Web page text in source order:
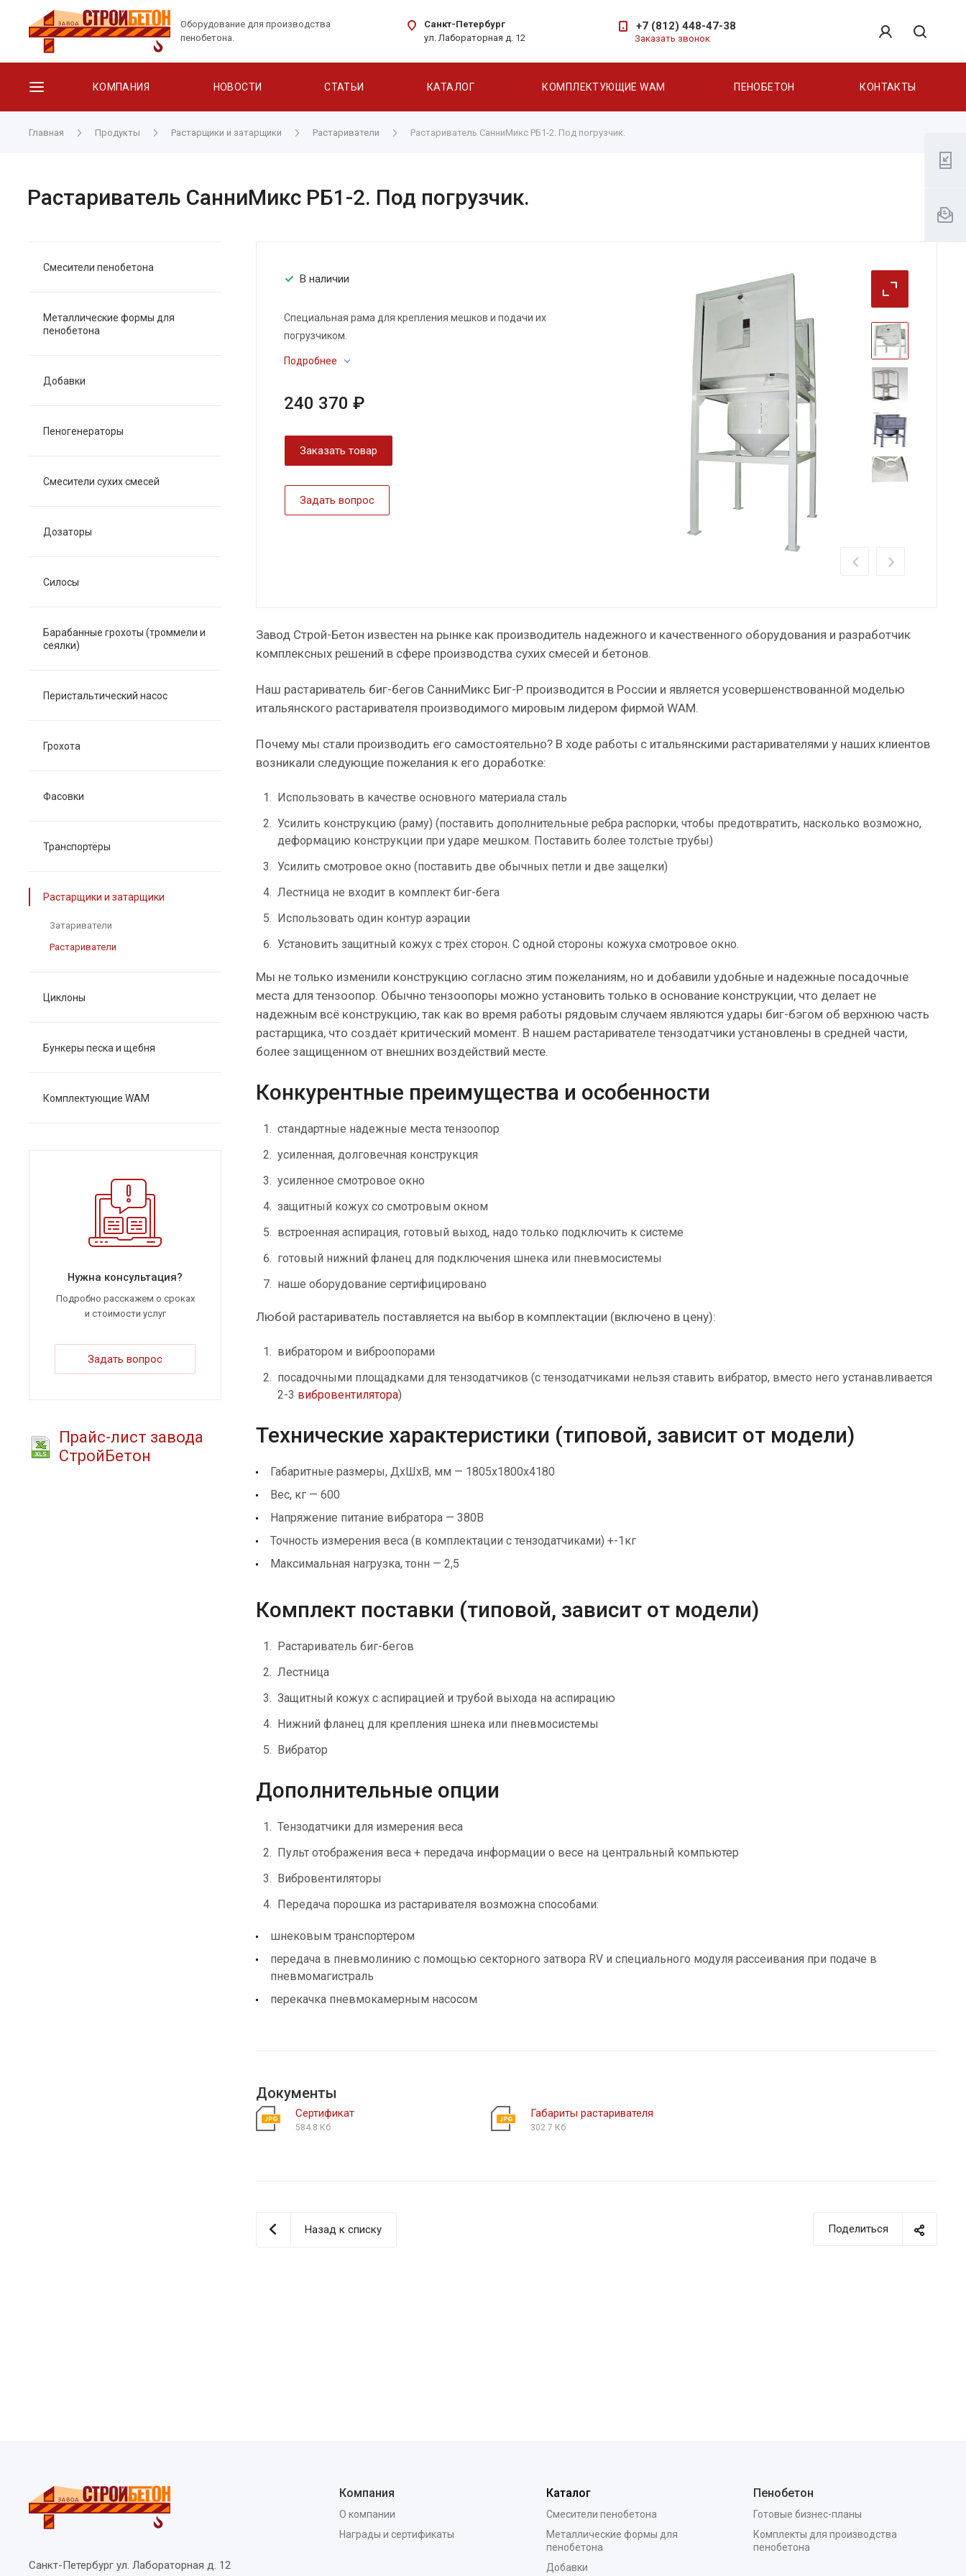
Оборудование для производства
пенобетона.
Санкт-Петербург
ул. Лабораторная д. 12
+7 (812) 448-47-38
Заказать звонок
КОМПАНИЯ НОВОСТИ СТАТЬИ КАТАЛОГ КОМПЛЕКТУЮЩИЕ WAM ПЕНОБЕТОН КОНТАКТЫ
Главная Продукты Растарщики и затарщики Растариватели Растариватель СанниМикс РБ1-2. Под погрузчик.
Растариватель СанниМикс РБ1-2. Под погрузчик.
В наличии
Специальная рама для крепления мешков и подачи их
погрузчиком.
Подробнее
240 370 ₽
Заказать товар
Задать вопрос
Завод Строй-Бетон известен на рынке как производитель надежного и качественного оборудования и разработчик
комплексных решений в сфере производства сухих смесей и бетонов.
Наш растариватель биг-бегов СанниМикс Биг-Р производится в России и является усовершенствованной моделью
итальянского растаривателя производимого мировым лидером фирмой WAM.
Почему мы стали производить его самостоятельно? В ходе работы с итальянскими растаривателями у наших клиентов
возникали следующие пожелания к его доработке:
Использовать в качестве основного материала сталь
Усилить конструкцию (раму) (поставить дополнительные ребра распорки, чтобы предотвратить, насколько возможно,
деформацию конструкции при ударе мешком. Поставить более толстые трубы)
Усилить смотровое окно (поставить две обычных петли и две защелки)
Лестница не входит в комплект биг-бега
Использовать один контур аэрации
Установить защитный кожух с трёх сторон. С одной стороны кожуха смотровое окно.
Мы не только изменили конструкцию согласно этим пожеланиям, но и добавили удобные и надежные посадочные
места для тензоопор. Обычно тензоопоры можно установить только в основание конструкции, что делает не
надежным всё конструкцию, так как во время работы рядовым случаем являются удары биг-бэгом об верхнюю часть
растарщика, что создаёт критический момент. В нашем растаривателе тензодатчики установлены в средней части,
более защищенном от внешних воздействий месте.
Конкурентные преимущества и особенности
стандартные надежные места тензоопор
усиленная, долговечная конструкция
усиленное смотровое окно
защитный кожух со смотровым окном
встроенная аспирация, готовый выход, надо только подключить к системе
готовый нижний фланец для подключения шнека или пневмосистемы
наше оборудование сертифицировано
Любой растариватель поставляется на выбор в комплектации (включено в цену):
вибратором и виброопорами
посадочными площадками для тензодатчиков (с тензодатчиками нельзя ставить вибратор, вместо него устанавливается
2-3 вибровентилятора)
Технические характеристики (типовой, зависит от модели)
Габаритные размеры, ДхШхВ, мм — 1805х1800х4180
Вес, кг — 600
Напряжение питание вибратора — 380В
Точность измерения веса (в комплектации с тензодатчиками) +-1кг
Максимальная нагрузка, тонн — 2,5
Комплект поставки (типовой, зависит от модели)
Растариватель биг-бегов
Лестница
Защитный кожух с аспирацией и трубой выхода на аспирацию
Нижний фланец для крепления шнека или пневмосистемы
Вибратор
Дополнительные опции
Тензодатчики для измерения веса
Пульт отображения веса + передача информации о весе на центральный компьютер
Вибровентиляторы
Передача порошка из растаривателя возможна способами:
шнековым транспортером
передача в пневмолинию с помощью секторного затвора RV и специального модуля рассеивания при подаче в
пневмомагистраль
перекачка пневмокамерным насосом
Документы
Сертификат
584.8 Кб
Габариты растаривателя
302.7 Кб
Поделиться
Назад к списку
Смесители пенобетона
Металлические формы для
пенобетона
Добавки
Пеногенераторы
Смесители сухих смесей
Дозаторы
Силосы
Барабанные грохоты (троммели и
сеялки)
Перистальтический насос
Грохота
Фасовки
Транспортёры
Растарщики и затарщики
Затариватели
Растариватели
Циклоны
Бункеры песка и щебня
Комплектующие WAM
Нужна консультация?
Подробно расскажем о сроках
и стоимости услуг
Задать вопрос
Прайс-лист завода
СтройБетон
Санкт-Петербург ул. Лабораторная д. 12
Компания
О компании
Награды и сертификаты
Каталог
Смесители пенобетона
Металлические формы для
пенобетона
Добавки
Пенобетон
Готовые бизнес-планы
Комплекты для производства
пенобетона